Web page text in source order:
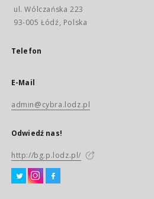
ul. Wólczańska 223
93-005 Łódź, Polska
Telefon
E-Mail
admin@cybra.lodz.pl
Odwiedź nas!
http://bg.p.lodz.pl/